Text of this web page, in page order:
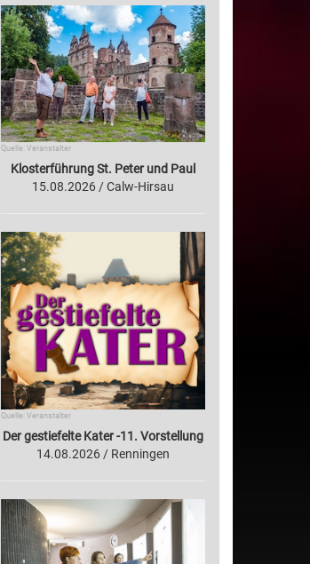
Quelle: Veranstalter
Klosterführung St. Peter und Paul
15.08.2026 / Calw-Hirsau
Quelle: Veranstalter
Der gestiefelte Kater -11. Vorstellung
14.08.2026 / Renningen